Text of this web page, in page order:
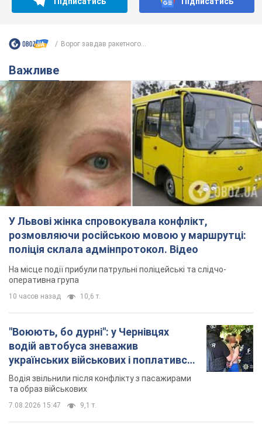
розмовляючи російською мовою у маршрутці:
поліція склала адмінпротокол. Відео
На місце події прибули патрульні поліцейські та слідчо-
оперативна група
10 часов назад 10,6 т.
"Воюють, бо дурні": у Чернівцях
водій автобуса зневажив
українських військових і поплатився.
Відео
Водія звільнили після конфлікту з пасажирами
та образ військових
7.08.2026 15:47 9,1 т.
"Не слідкує за сексуальністю": у
Києві консультант салону краси
образив жінку після хімієтерапії,
розгорівся скандал. Фото
Працівник салону почав надавати оцінку
зовнішності жінки, сказавши, що вона носить